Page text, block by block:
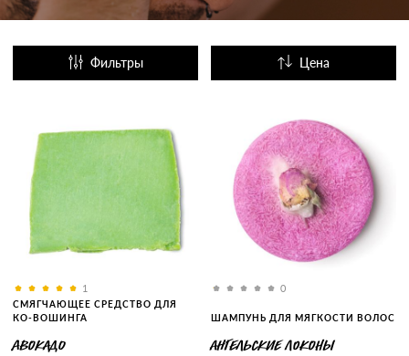
Фильтры Цена
Популярные
1
СМЯГЧАЮЩЕЕ СРЕДСТВО ДЛЯ
КО-ВОШИНГА
АВОКАДО
0
ШАМПУНЬ ДЛЯ МЯГКОСТИ ВОЛОС
АНГЕЛЬСКИЕ ЛОКОНЫ